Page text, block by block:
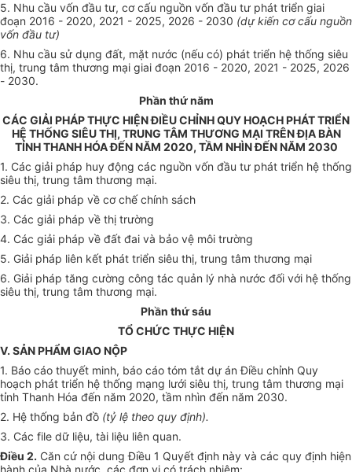
5. Nhu cầu vốn đầu tư, cơ cấu nguồn vốn đầu tư phát triển giai
đoạn 2016 - 2020, 2021 - 2025, 2026 - 2030 (dự kiến cơ cấu nguồn
vốn đầu tư)
6. Nhu cầu sử dụng đất, mặt nước (nếu có) phát triển hệ thống siêu
thị, trung tâm thương mại giai đoạn 2016 - 2020, 2021 - 2025, 2026
- 2030.
Phần thứnăm
CÁC GIẢI PHÁP THỰC HIỆN ĐIỀU CHỈNH QUY HOẠCH PHÁT TRIỂN
HỆ THỐNG SIÊU THỊ, TRUNG TÂM THƯƠNG MẠI TRÊN ĐỊA BÀN
TỈNH THANH HÓA ĐẾN NĂM 2020, TẦM NHÌN ĐẾN NĂM 2030
1. Các giải pháp huy động các nguồn vốn đầu tư phát triển hệ thống
siêu thị, trung tâm thương mại.
2. Các giải pháp về cơ chế chính sách
3. Các giải pháp về thị trường
4. Các giải pháp về đất đai và bảo vệ môi trường
5. Giải pháp liên kết phát triển siêu thị, trung tâm thương mại
6. Giải pháp tăng cường công tác quản lý nhà nước đối với hệ thống
siêu thị, trung tâm thương mại.
Phần thứ sáu
TỔCHỨC THỰC HIỆN
V. SẢN PHẨM GIAO NỘP
1. Báo cáo thuyết minh, báo cáo tóm tắt dự án Điều chỉnh Quy
hoạch phát triển hệ thống mạng lưới siêu thị, trung tâm thương mại
tỉnh Thanh Hóa đến năm 2020, tầm nhìn đến năm 2030.
2. Hệ thống bản đồ (tỷ lệ theo quy định).
3. Các file dữ liệu, tài liệu liên quan.
Điều 2. Căn cứ nội dung Điều 1 Quyết định này và các quy định hiện
hành của Nhà nước, các đơn vị có trách nhiệm: